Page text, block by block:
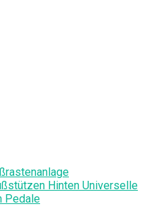
Hinten Universelle
Pedale